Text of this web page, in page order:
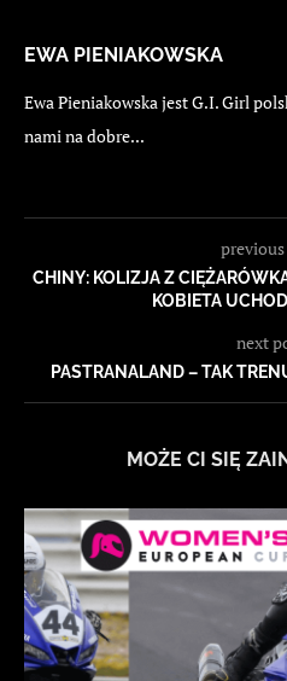
EWA PIENIAKOWSKA
Ewa Pieniakowska jest G.I. Girl
nami na dobre...
CHINY: KOLIZJA Z
KOBIETA
next
PASTRANALAND – TAK
MOŻE CI SIĘ